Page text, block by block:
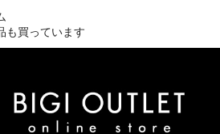
も買っています